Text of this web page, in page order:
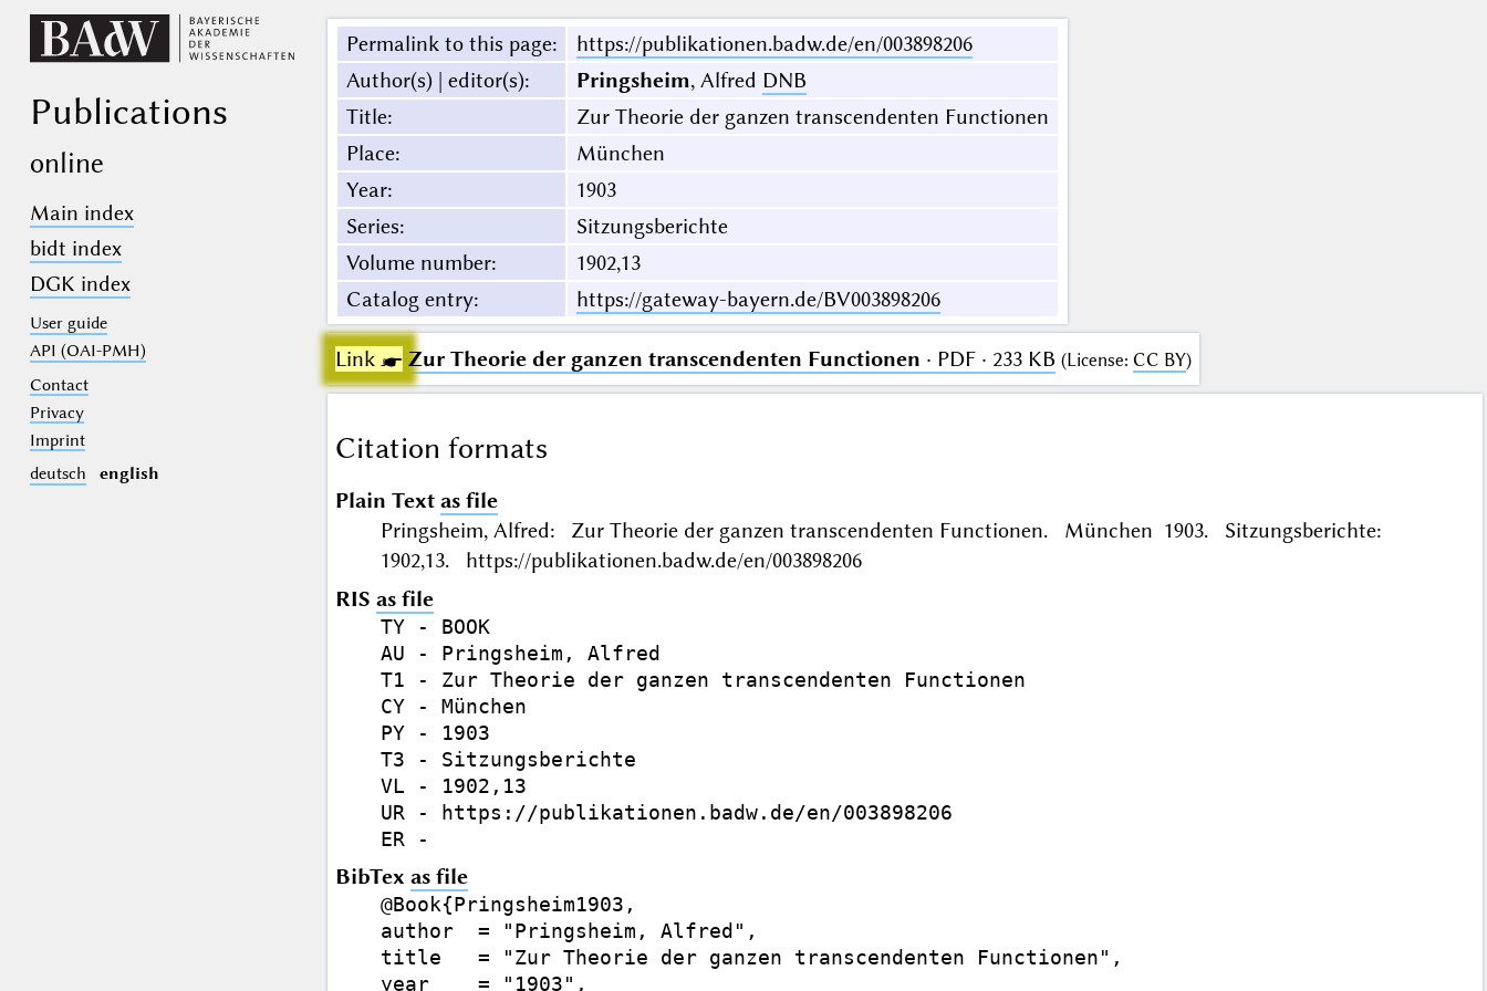
Publications
online
Main index
bidt index
DGK index
User guide
API (OAI-PMH)
Contact
Privacy
Imprint
deutsch
english
Permalink to this page:
https://publikationen.badw.de/en/003898206
Author(s) | editor(s): Pringsheim, Alfred DNB
Title:
Zur Theorie der ganzen transcendenten Functionen
Place:
München
Year:
1903
Series:
Sitzungsberichte
Volume number:
1902,13
Catalog entry: https://gateway-bayern.de/BV003898206
Link ☛ Zur Theorie der ganzen transcendenten Functionen · PDF · 233 KB (License: CC BY)
Citation formats
Plain Text as file
Pringsheim, Alfred: Zur Theorie der ganzen transcendenten Functionen. München 1903. Sitzungsberichte:
1902,13. https://publikationen.badw.de/en/003898206
RIS as file
TY - BOOK
AU - Pringsheim, Alfred
T1 - Zur Theorie der ganzen transcendenten Functionen
CY - München
PY - 1903
T3 - Sitzungsberichte
VL - 1902,13
UR - https://publikationen.badw.de/en/003898206
BibTex as file
@Book{Pringsheim1903,
author  = "Pringsheim, Alfred",
title   = "Zur Theorie der ganzen transcendenten Functionen",
year    = "1903",